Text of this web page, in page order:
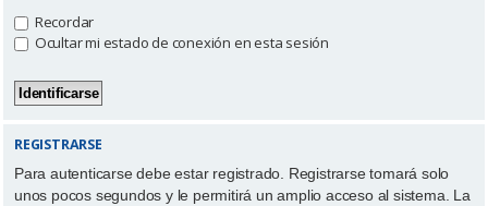
Recordar
Ocultar mi estado de conexión en esta sesión
REGISTRARSE
Para autenticarse debe estar registrado. Registrarse tomará solo
unos pocos segundos y le permitirá un amplio acceso al sistema. La